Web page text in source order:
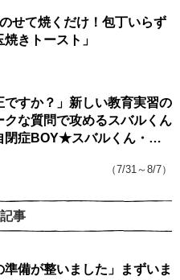
せて焼くだけ！包丁いらず
きトースト」
ですか？」新しい教育実習の
クな質問で攻めるスバルくん
閉症BOY★スバルくん・
（7/31～8/7）
事
準備が整いました」まずいま